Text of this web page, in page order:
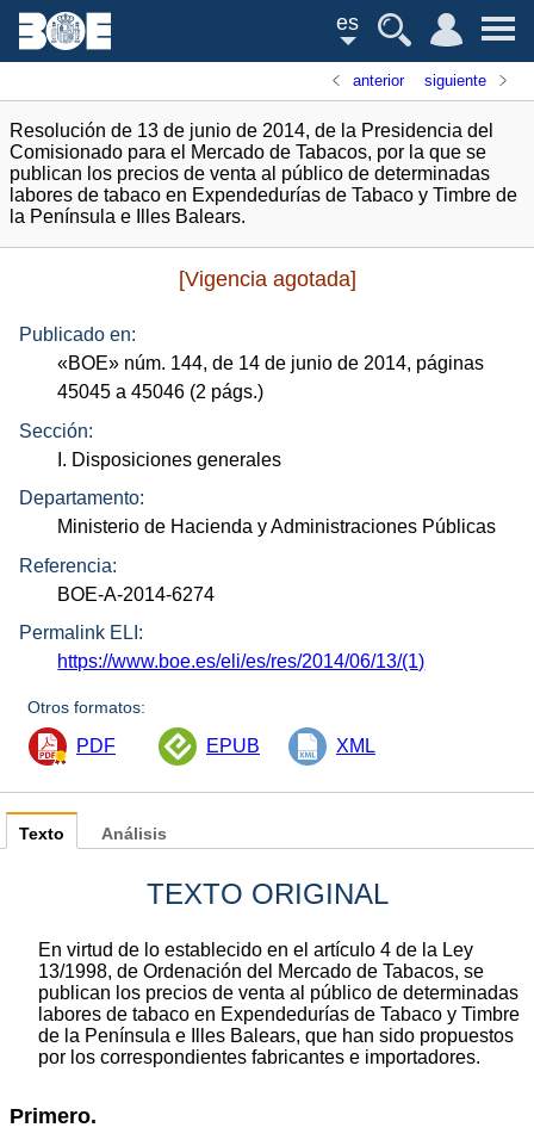
es
anterior siguiente
Resolución de 13 de junio de 2014, de la Presidencia del
Comisionado para el Mercado de Tabacos, por la que se
publican los precios de venta al público de determinadas
labores de tabaco en Expendedurías de Tabaco y Timbre de
la Península e Illes Balears.
[Vigencia agotada]
Publicado en:
«BOE» núm. 144, de 14 de junio de 2014, páginas
45045 a 45046 (2 págs.)
Sección:
I. Disposiciones generales
Departamento:
Ministerio de Hacienda y Administraciones Públicas
Referencia:
BOE-A-2014-6274
Permalink ELI:
https://www.boe.es/eli/es/res/2014/06/13/(1)
Otros formatos:
PDF EPUB XML
Texto
TEXTO ORIGINAL
En virtud de lo establecido en el artículo 4 de la Ley
13/1998, de Ordenación del Mercado de Tabacos, se
publican los precios de venta al público de determinadas
labores de tabaco en Expendedurías de Tabaco y Timbre
de la Península e Illes Balears, que han sido propuestos
por los correspondientes fabricantes e importadores.
Primero.
Análisis